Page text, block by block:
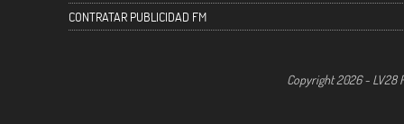
CONTRATAR PUBLICIDAD FM
Copyright 2026 - LV28